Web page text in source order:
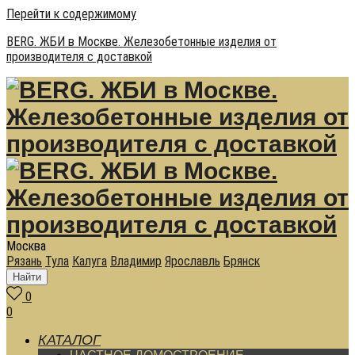
Перейти к содержимому
BERG. ЖБИ в Москве. Железобетонные изделия от
производителя с доставкой
Москва
Рязань Тула Калуга Владимир Ярославль Брянск
Найти
0
0
КАТАЛОГ